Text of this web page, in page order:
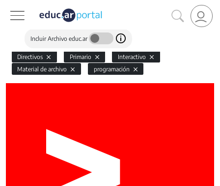
Incluir Archivo educ.ar
Directivos Primario
Interactivo
Material de archivo
programación